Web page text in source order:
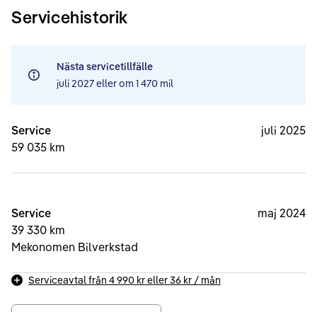
Servicehistorik
Nästa servicetillfälle
juli 2027eller om 1 470 mil
Service
59 035 km
juli 2025
Service
39 330 km
Mekonomen Bilverkstad
maj 2024
Serviceavtal från 4 990 kreller36 kr / mån